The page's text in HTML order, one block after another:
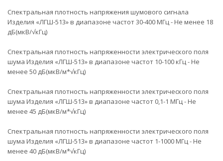
Спектральная плотность напряжения шумового сигнала
Изделия «ЛГШ-513» в диапазоне частот 30-400 МГц - Не менее 18
дБ(мкВ/√кГц)
Спектральная плотность напряженности электрического поля
шума Изделия «ЛГШ-513» в диапазоне частот 10-100 кГц - Не
менее 50 дБ(мкВ/м*√кГц)
Спектральная плотность напряженности электрического поля
шума Изделия «ЛГШ-513» в диапазоне частот 0,1-1 МГц - Не
менее 45 дБ(мкВ/м*√кГц)
Спектральная плотность напряженности электрического поля
шума Изделия «ЛГШ-513» в диапазоне частот 1-1000 МГц - Не
менее 40 дБ(мкВ/м*√кГц)